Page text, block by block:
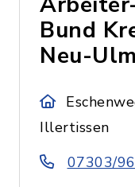
Bund
Neu-
Illertissen
07303/